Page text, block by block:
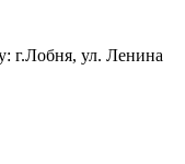
г.Лобня, ул. Ленина